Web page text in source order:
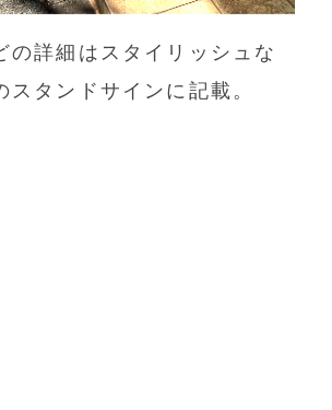
の詳細はスタイリッシュな
スタンドサインに記載。